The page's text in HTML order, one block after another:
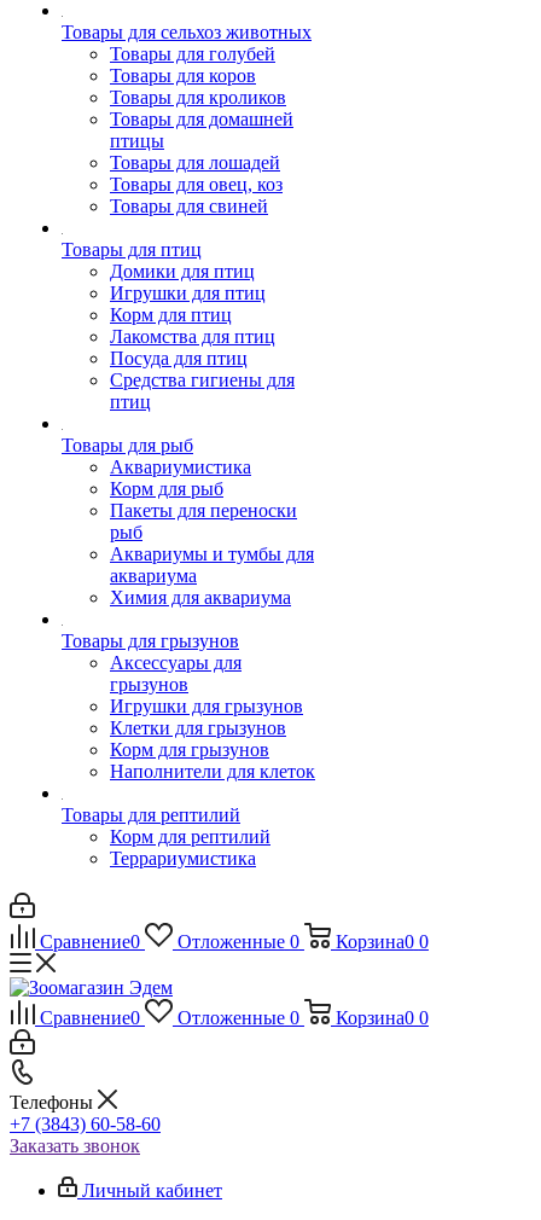
Товары для сельхоз животных
Товары для голубей
Товары для коров
Товары для кроликов
Товары для домашней
птицы
Товары для лошадей
Товары для овец, коз
Товары для свиней
Товары для птиц
Домики для птиц
Игрушки для птиц
Корм для птиц
Лакомства для птиц
Посуда для птиц
Средства гигиены для
птиц
Товары для рыб
Аквариумистика
Корм для рыб
Пакеты для переноски
рыб
Аквариумы и тумбы для
аквариума
Химия для аквариума
Товары для грызунов
Аксессуары для
грызунов
Игрушки для грызунов
Клетки для грызунов
Корм для грызунов
Наполнители для клеток
Товары для рептилий
Корм для рептилий
Террариумистика
Сравнение0 Отложенные 0 Корзина0 0
Сравнение0 Отложенные 0 Корзина0 0
Телефоны
+7 (3843) 60-58-60
Заказать звонок
Личный кабинет